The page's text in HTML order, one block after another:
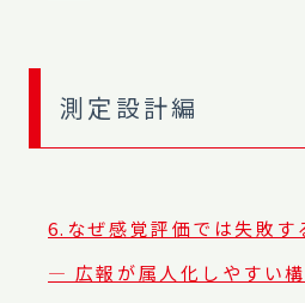
測定設計編
6.なぜ感覚評価では失敗す
― 広報が属人化しやすい